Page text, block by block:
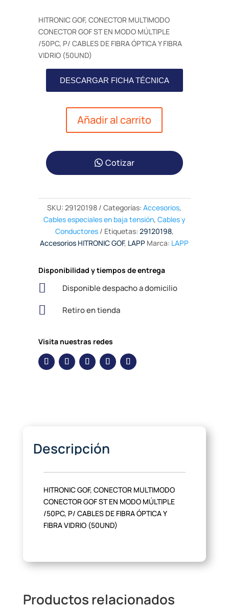
HITRONIC GOF, CONECTOR MULTIMODO
CONECTOR GOF ST EN MODO MÚLTIPLE
/50PC, P/ CABLES DE FIBRA ÓPTICA Y FIBRA
VIDRIO (50UND)
DESCARGAR FICHA TÉCNICA
Añadir al carrito
Cotizar
SKU:29120198 Categorías:Accesorios,
Cables especiales en baja tensión, Cables y
Conductores
Etiquetas: 29120198,
Accesorios HITRONIC GOF, LAPP Marca: LAPP
Disponibilidad y tiempos de entrega
 Disponible despacho a domicilio
 Retiro en tienda
Visita nuestras redes
Descripción
HITRONIC GOF, CONECTOR MULTIMODO
CONECTOR GOF ST EN MODO MÚLTIPLE
/50PC, P/ CABLES DE FIBRA ÓPTICA Y
FIBRA VIDRIO (50UND)
Productos relacionados